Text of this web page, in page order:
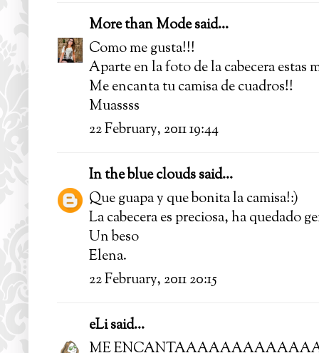
More than Modesaid...
Como me gusta!!!
Aparte en la foto de la cabecera estas
Me encanta tu camisa de cuadros!!
Muassss
22 February, 2011 19:44
In the blue cloudssaid...
Que guapa y que bonita la camisa!:)
La cabecera es preciosa, ha quedado
Un beso
Elena.
22 February, 2011 20:15
eLisaid...